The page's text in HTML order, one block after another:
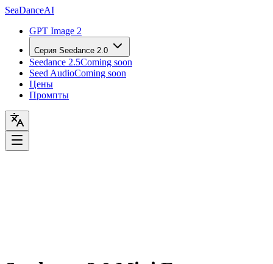
SeaDanceAI
GPT Image 2
Серия Seedance 2.0
Seedance 2.5Coming soon
Seed AudioComing soon
Цены
Промпты